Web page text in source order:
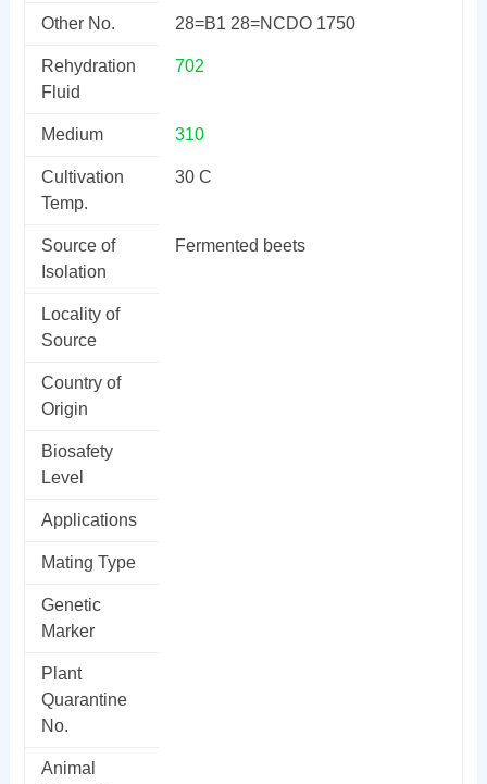
Other No. 28=B1 28=NCDO 1750
Rehydration
Fluid
702
Medium 310
Cultivation
Temp.
30 C
Source of
Isolation
Fermented beets
Locality of
Source
Country of
Origin
Biosafety
Level
Applications
Mating Type
Genetic
Marker
Plant
Quarantine
No.
Animal